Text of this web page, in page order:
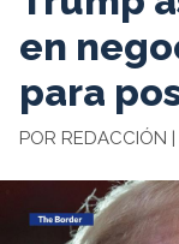
en
para
POR REDACCIÓN